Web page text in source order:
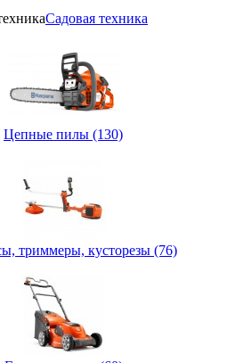
Садовая техника
Цепные пилы (130)
триммеры, кусторезы (76)